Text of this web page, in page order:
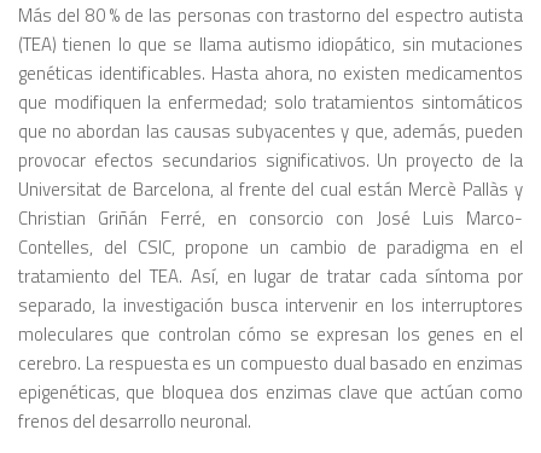
Más del 80 % de las personas con trastorno del espectro autista
(TEA) tienen lo que se llama autismo idiopático, sin mutaciones
genéticas identificables. Hasta ahora, no existen medicamentos
que modifiquen la enfermedad; solo tratamientos sintomáticos
que no abordan las causas subyacentes y que, además, pueden
provocar efectos secundarios significativos. Un proyecto de la
Universitat de Barcelona, al frente del cual están Mercè Pallàs y
Christian Griñán Ferré, en consorcio con José Luis Marco-
Contelles, del CSIC, propone un cambio de paradigma en el
tratamiento del TEA. Así, en lugar de tratar cada síntoma por
separado, la investigación busca intervenir en los interruptores
moleculares que controlan cómo se expresan los genes en el
cerebro. La respuesta es un compuesto dual basado en enzimas
epigenéticas, que bloquea dos enzimas clave que actúan como
frenos del desarrollo neuronal.